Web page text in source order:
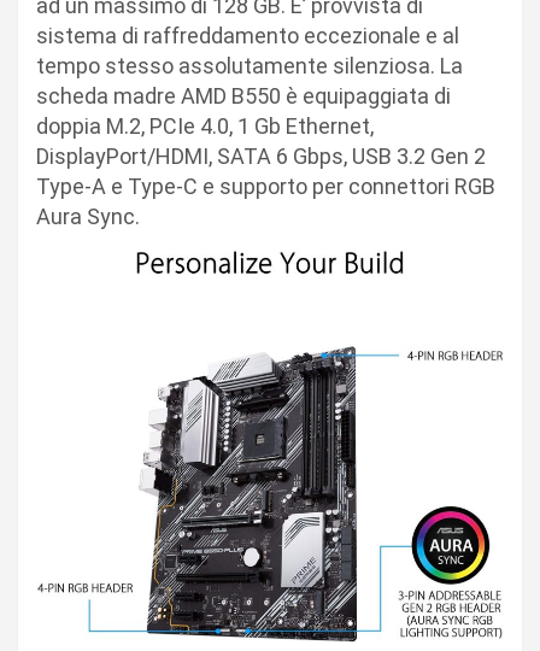
ad un massimo di 128 GB. E’ provvista di
sistema di raffreddamento eccezionale e al
tempo stesso assolutamente silenziosa. La
scheda madre AMD B550 è equipaggiata di
doppia M.2, PCIe 4.0, 1 Gb Ethernet,
DisplayPort/HDMI, SATA 6 Gbps, USB 3.2 Gen 2
Type-A e Type-C e supporto per connettori RGB
Aura Sync.